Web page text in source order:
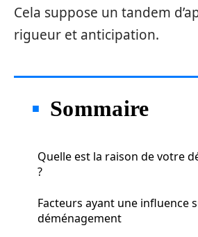
Cela suppose un tandem
rigueur et anticipation.
Sommaire
Quelle est la raison de votre
?
Facteurs ayant une influence
déménagement